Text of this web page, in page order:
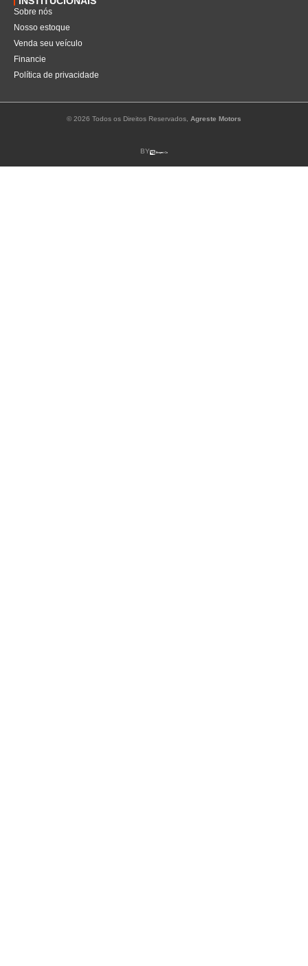
Sobre nós
Nosso estoque
Venda seu veículo
Financie
Política de privacidade
© 2026 Todos os Direitos Reservados, Agreste Motors
BY